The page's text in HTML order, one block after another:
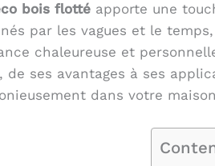
bois flotté apporte une
par les vagues et le
chaleureuse et
, de ses avantages à ses
dans votre